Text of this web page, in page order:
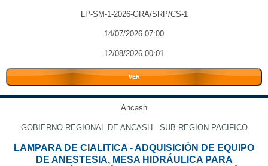
LP-SM-1-2026-GRA/SRP/CS-1
14/07/2026 07:00
12/08/2026 00:01
VER
Ancash
GOBIERNO REGIONAL DE ANCASH - SUB REGION PACIFICO
LAMPARA DE CIALITICA - ADQUISICIÓN DE EQUIPO
DE ANESTESIA, MESA HIDRÁULICA PARA